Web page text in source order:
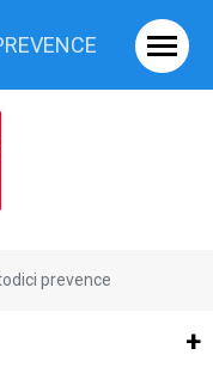
prevence